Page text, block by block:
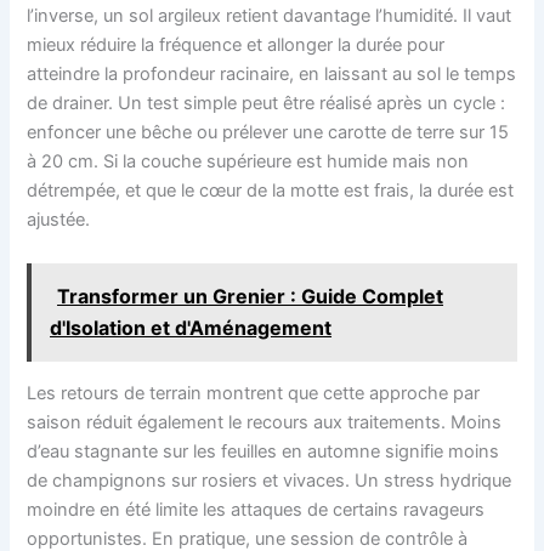
l’inverse, un sol argileux retient davantage l’humidité. Il vaut
mieux réduire la fréquence et allonger la durée pour
atteindre la profondeur racinaire, en laissant au sol le temps
de drainer. Un test simple peut être réalisé après un cycle :
enfoncer une bêche ou prélever une carotte de terre sur 15
à 20 cm. Si la couche supérieure est humide mais non
détrempée, et que le cœur de la motte est frais, la durée est
ajustée.
Transformer un Grenier : Guide Complet
d'Isolation et d'Aménagement
Les retours de terrain montrent que cette approche par
saison réduit également le recours aux traitements. Moins
d’eau stagnante sur les feuilles en automne signifie moins
de champignons sur rosiers et vivaces. Un stress hydrique
moindre en été limite les attaques de certains ravageurs
opportunistes. En pratique, une session de contrôle à